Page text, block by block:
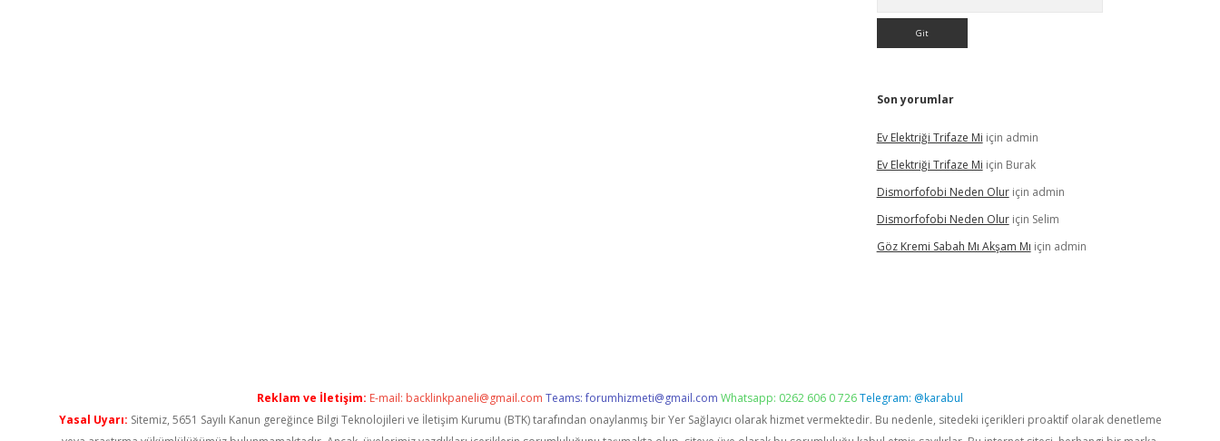
Son yorumlar
Ev Elektriği Trifaze Mi için admin
Ev Elektriği Trifaze Mi için Burak
Dismorfofobi Neden Oluriçin admin
Dismorfofobi Neden Oluriçin Selim
Göz Kremi Sabah Mı Akşam Mı için admin
Reklam ve İletişim: E-mail: backlinkpaneli@gmail.com Teams:forumhizmeti@gmail.com Whatsapp: 0262 606 0 726Telegram: @karabul
Yasal Uyarı: Sitemiz, 5651 Sayılı Kanun gereğince Bilgi Teknolojileri ve İletişim Kurumu (BTK) tarafından onaylanmış bir Yer Sağlayıcı olarak hizmet vermektedir. Bu nedenle, sitedeki içerikleri proaktif olarak denetleme